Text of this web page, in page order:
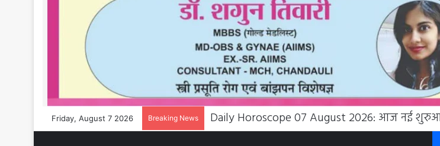
Friday, August 7 2026 Breaking News